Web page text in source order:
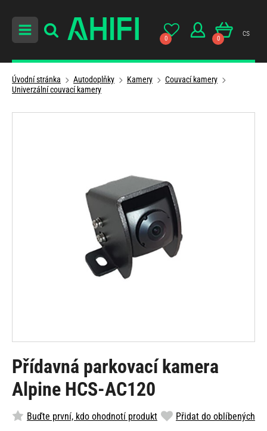
0 0
cs
Úvodní stránka Autodoplňky Kamery
Couvací kamery
Univerzální couvací kamery
Přídavná parkovací kamera
Alpine HCS-AC120
Buďte první, kdo ohodnotí produkt Přidat do oblíbených